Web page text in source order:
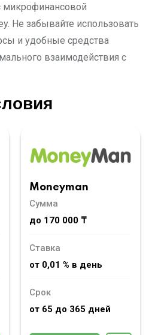
микрофинансовой
Не забывайте использовать
и удобные средства
взаимодействия с
Moneyman
Сумма
до 170 000 ₸
Ставка
от 0,01 % в день
Срок
от 65 до 365 дней